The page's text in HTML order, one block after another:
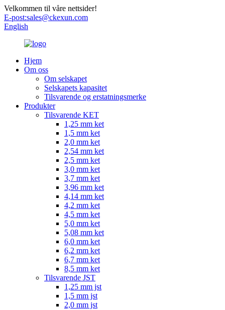
Velkommen til våre nettsider!
E-post:sales@ckexun.com
English
Hjem
Om oss
Om selskapet
Selskapets kapasitet
Tilsvarende og erstatningsmerke
Produkter
Tilsvarende KET
1,25 mm ket
1,5 mm ket
2,0 mm ket
2,54 mm ket
2,5 mm ket
3,0 mm ket
3,7 mm ket
3,96 mm ket
4,14 mm ket
4,2 mm ket
4,5 mm ket
5,0 mm ket
5,08 mm ket
6,0 mm ket
6,2 mm ket
6,7 mm ket
8,5 mm ket
Tilsvarende JST
1,25 mm jst
1,5 mm jst
2,0 mm jst